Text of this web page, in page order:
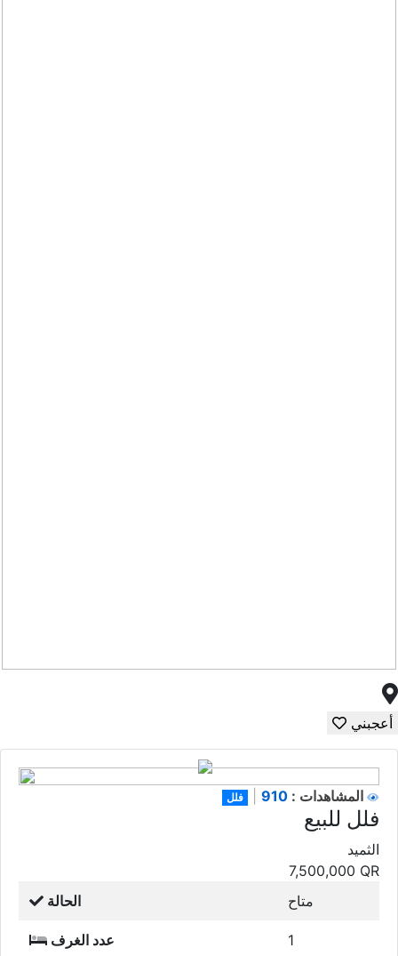
أعجبني
فلل المشاهدات :
فلل للبيع
الثميد
7,500,000 QR
الحالة
متاح
عدد الغرف 1